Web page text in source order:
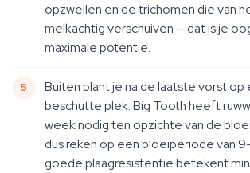
opzwellen en de trichomen die van
melkachtig verschuiven — dat is je
maximale potentie.
Buiten plant je na de laatste vorst op
beschutte plek. Big Tooth heeft
week nodig ten opzichte van de
dus reken op een bloeiperiode van
goede plaagresistentie betekent